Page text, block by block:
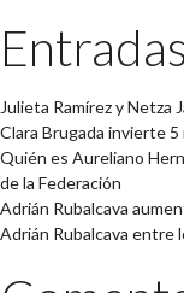
Julieta Ramírez y Netza
Clara Brugada invierte 5
Quién es Aureliano
de la Federación
Adrián Rubalcava
Adrián Rubalcava entre